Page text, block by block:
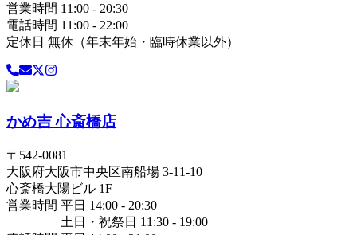
営業時間 11:00 - 20:30
電話時間 11:00 - 22:00
定休日 無休（年末年始・臨時休業以外）
かめ吉 心斎橋店
〒 542-0081
大阪府大阪市中央区南船場 3-11-10
心斎橋大陽ビル 1F
営業時間 平日 14:00 - 20:30
土日・祝祭日 11:30 - 19:00